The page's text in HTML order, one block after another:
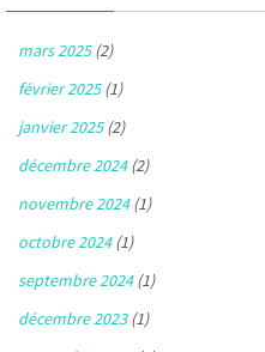
mars 2025(2)
février 2025(1)
janvier 2025(2)
décembre 2024(2)
novembre 2024(1)
octobre 2024(1)
septembre 2024(1)
décembre 2023(1)